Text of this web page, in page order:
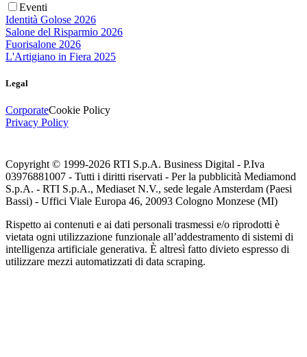
Eventi
Identità Golose 2026
Salone del Risparmio 2026
Fuorisalone 2026
L'Artigiano in Fiera 2025
Legal
CorporateCookie Policy
Privacy Policy
Copyright © 1999-2026 RTI S.p.A. Business Digital - P.Iva
03976881007 - Tutti i diritti riservati - Per la pubblicità Mediamond
S.p.A. - RTI S.p.A., Mediaset N.V., sede legale Amsterdam (Paesi
Bassi) - Uffici Viale Europa 46, 20093 Cologno Monzese (MI)
Rispetto ai contenuti e ai dati personali trasmessi e/o riprodotti è
vietata ogni utilizzazione funzionale all’addestramento di sistemi di
intelligenza artificiale generativa. È altresì fatto divieto espresso di
utilizzare mezzi automatizzati di data scraping.